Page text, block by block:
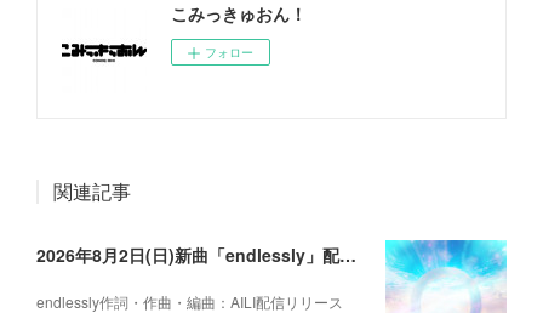
こみっきゅおん！
フォロー
関連記事
2026年8月2日(日)新曲「endlessly」配信リリースのお知らせ
endlessly作詞・作曲・編曲：AILI配信リリース